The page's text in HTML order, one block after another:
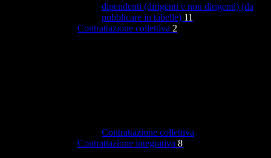
dipendenti (dirigenti e non dirigenti) (da
pubblicare in tabelle) 11
Contrattazione collettiva 2
Contrattazione collettiva
Contrattazione integrativa 8